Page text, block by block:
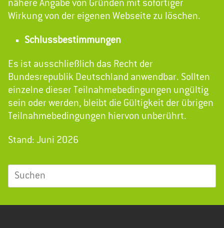
nähere Angabe von Gründen mit sofortiger
Wirkung von der eigenen Webseite zu löschen.
Schlussbestimmungen
Es ist ausschließlich das Recht der
Bundesrepublik Deutschland anwendbar. Sollten
einzelne dieser Teilnahmebedingungen ungültig
sein oder werden, bleibt die Gültigkeit der übrigen
Teilnahmebedingungen hiervon unberührt.
Stand: Juni 2026
Suchen